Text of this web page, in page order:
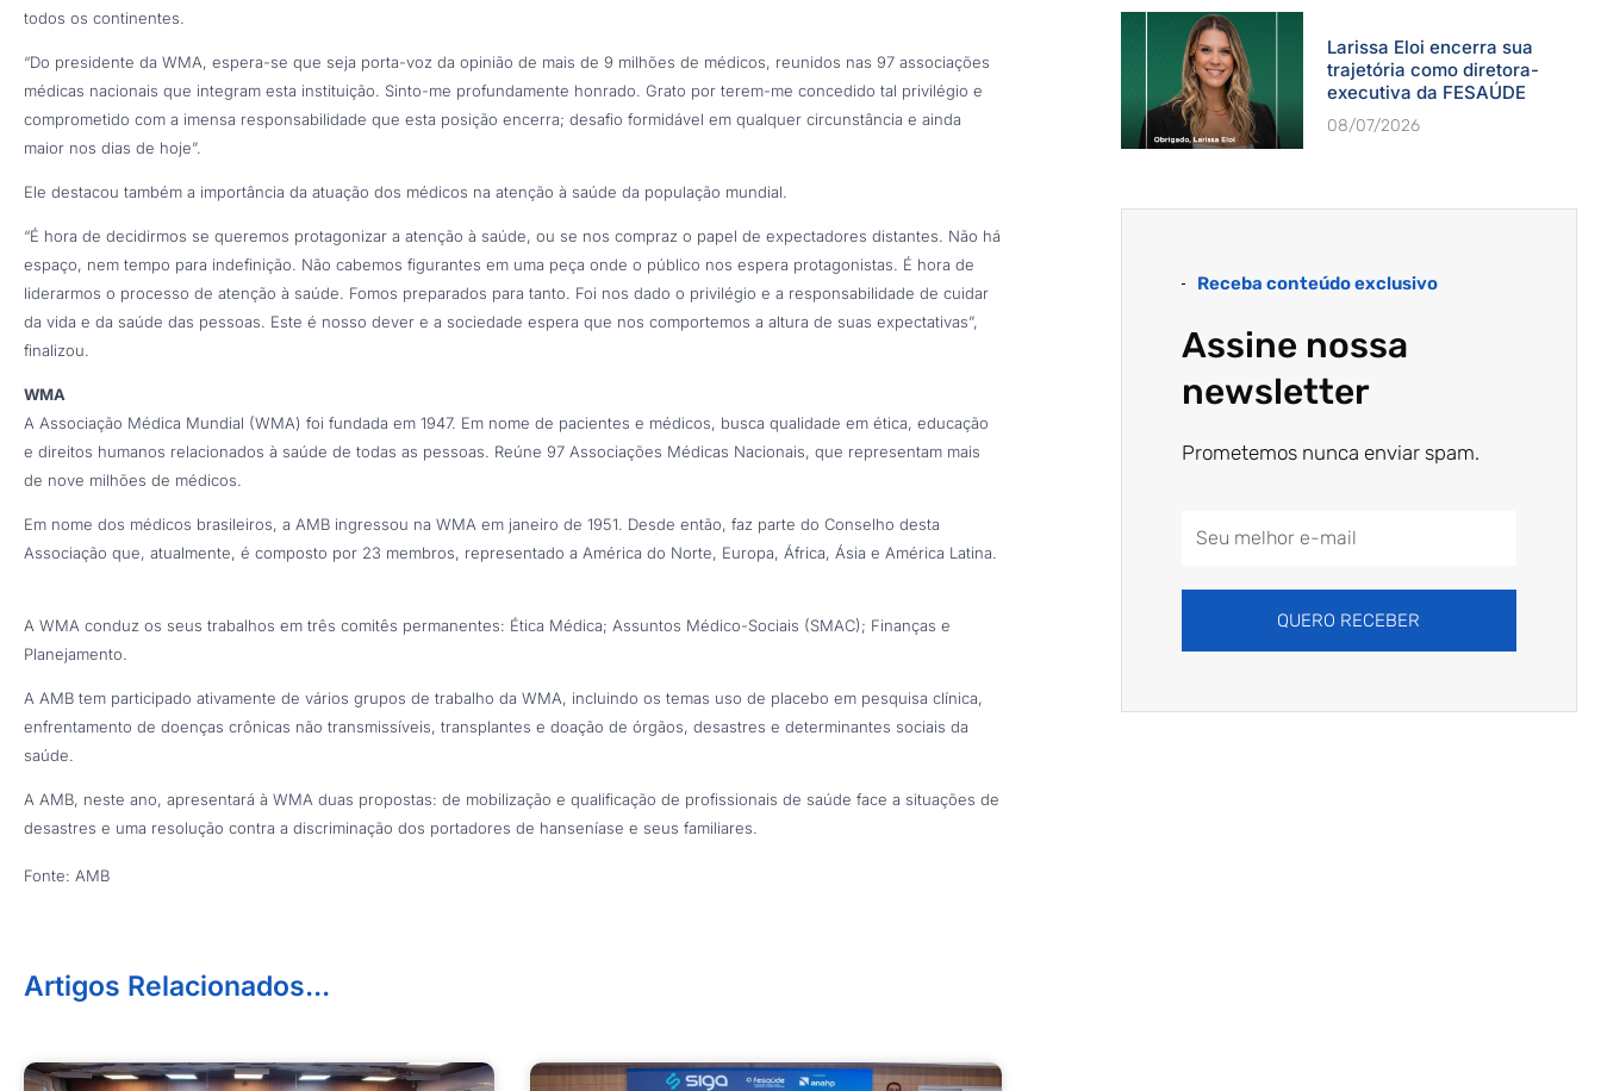
todos os continentes.
“Do presidente da WMA, espera-se que seja porta-voz da opinião de mais de 9 milhões de médicos, reunidos nas 97 associações
médicas nacionais que integram esta instituição. Sinto-me profundamente honrado. Grato por terem-me concedido tal privilégio e
comprometido com a imensa responsabilidade que esta posição encerra; desafio formidável em qualquer circunstância e ainda
maior nos dias de hoje”.
Ele destacou também a importância da atuação dos médicos na atenção à saúde da população mundial.
“É hora de decidirmos se queremos protagonizar a atenção à saúde, ou se nos compraz o papel de expectadores distantes. Não há
espaço, nem tempo para indefinição. Não cabemos figurantes em uma peça onde o público nos espera protagonistas. É hora de
liderarmos o processo de atenção à saúde. Fomos preparados para tanto. Foi nos dado o privilégio e a responsabilidade de cuidar
da vida e da saúde das pessoas. Este é nosso dever e a sociedade espera que nos comportemos a altura de suas expectativas”,
finalizou.
WMA
A Associação Médica Mundial (WMA) foi fundada em 1947. Em nome de pacientes e médicos, busca qualidade em ética, educação
e direitos humanos relacionados à saúde de todas as pessoas. Reúne 97 Associações Médicas Nacionais, que representam mais
de nove milhões de médicos.
Em nome dos médicos brasileiros, a AMB ingressou na WMA em janeiro de 1951. Desde então, faz parte do Conselho desta
Associação que, atualmente, é composto por 23 membros, representado a América do Norte, Europa, África, Ásia e América Latina.
A WMA conduz os seus trabalhos em três comitês permanentes: Ética Médica; Assuntos Médico-Sociais (SMAC); Finanças e
Planejamento.
A AMB tem participado ativamente de vários grupos de trabalho da WMA, incluindo os temas uso de placebo em pesquisa clínica,
enfrentamento de doenças crônicas não transmissíveis, transplantes e doação de órgãos, desastres e determinantes sociais da
saúde.
A AMB, neste ano, apresentará à WMA duas propostas: de mobilização e qualificação de profissionais de saúde face a situações de
desastres e uma resolução contra a discriminação dos portadores de hanseníase e seus familiares.
Fonte: AMB
Artigos Relacionados...
Larissa Eloi encerra sua
trajetória como diretora-
executiva da FESAÚDE
08/07/2026
Receba conteúdo exclusivo
Assine nossa
newsletter
Prometemos nunca enviar spam.
Email
QUERO RECEBER